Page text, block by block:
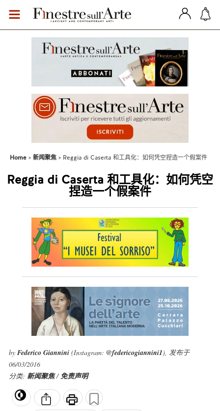
Home 新闻聚焦 Reggia di Caserta 和工具化：如何凭空捏造一个假案件
Reggia di Caserta 和工具化：如何凭空
捏造一个假案件
by Federico Giannini(Instagram: @federicogiannini1), 发布于
06/03/2016
分类: 新闻聚焦/免责声明